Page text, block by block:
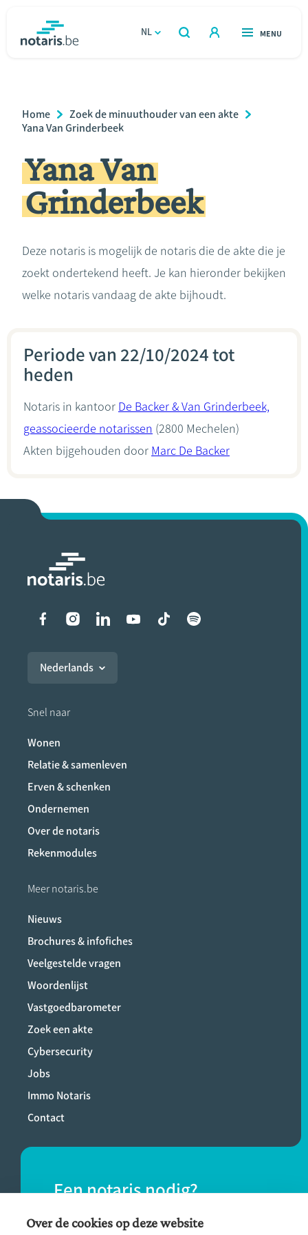
gaan
NL
OPEN
ZOEKEN
OPEN
MENU
Relatie & samenleven
Erven & schenken
Ondernemen
Rekenmodules
Breadcrumb
Home
Zoek de minuuthouder van een akte
Yana Van Grinderbeek
Yana Van
Grinderbeek
Deze notaris is mogelijk de notaris die de akte die je
zoekt ondertekend heeft. Je kan hieronder bekijken
welke notaris vandaag de akte bijhoudt.
Periode van 22/10/2024 tot
heden
Notaris in kantoor De Backer & Van Grinderbeek,
geassocieerde notarissen (2800 Mechelen)
Akten bijgehouden door Marc De Backer
Liens vers les réseaux
Nederlands
Snel naar
Wonen
Relatie & samenleven
Erven & schenken
Ondernemen
Over de notaris
Rekenmodules
Meer notaris.be
Nieuws
Brochures & infofiches
Veelgestelde vragen
Woordenlijst
Vastgoedbarometer
Zoek een akte
Cybersecurity
Jobs
Immo Notaris
Contact
Een notaris nodig?
Vind eenvoudig een notaris bij jou in de
Over de cookies op deze website